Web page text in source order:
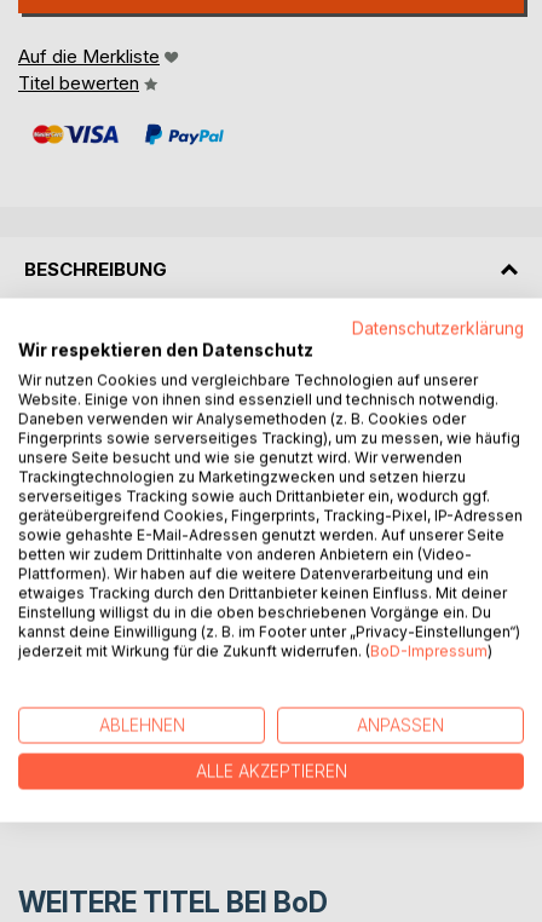
Auf die Merkliste
Titel bewerten
BESCHREIBUNG
Die Figuren dieser Novellen sind Außenseiter, Fremde in
dieser Gesellschaft, gefallene Engel, seelisch
Geschundene, die ihr Glück suchen und es oft nicht finden.
Aber Gott rümpft die Nase nicht, weil er weder Moralist
noch Spießer oder mieser Advokat ist, schon gar keiner,
der extremistische Ansichten vertritt, die ihm unterstellt
werden. In einer Zeit, in der Minderheiten wieder Gefahr
laufen, ihre Existenz rechtfertigen zu müssen, sollen sie
hier eine Stimme erhalten.
AUTOR/IN
REZENSIONEN
WEITERE TITEL BEI BoD
Datenschutzerklärung
Wir respektieren den Datenschutz
Wir nutzen Cookies und vergleichbare Technologien auf unserer
Website. Einige von ihnen sind essenziell und technisch notwendig.
Daneben verwenden wir Analysemethoden (z. B. Cookies oder
Fingerprints sowie serverseitiges Tracking), um zu messen, wie häufig
unsere Seite besucht und wie sie genutzt wird. Wir verwenden
Trackingtechnologien zu Marketingzwecken und setzen hierzu
serverseitiges Tracking sowie auch Drittanbieter ein, wodurch ggf.
geräteübergreifend Cookies, Fingerprints, Tracking-Pixel, IP-Adressen
sowie gehashte E-Mail-Adressen genutzt werden. Auf unserer Seite
betten wir zudem Drittinhalte von anderen Anbietern ein (Video-
Plattformen). Wir haben auf die weitere Datenverarbeitung und ein
etwaiges Tracking durch den Drittanbieter keinen Einfluss. Mit deiner
Einstellung willigst du in die oben beschriebenen Vorgänge ein. Du
kannst deine Einwilligung (z. B. im Footer unter „Privacy-Einstellungen“)
jederzeit mit Wirkung für die Zukunft widerrufen. (BoD-Impressum)
ABLEHNEN ANPASSEN
ALLE AKZEPTIEREN